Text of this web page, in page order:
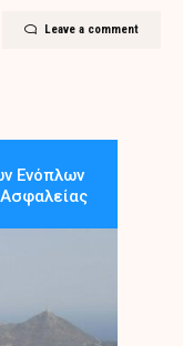
Leave a comment
Ενόπλων